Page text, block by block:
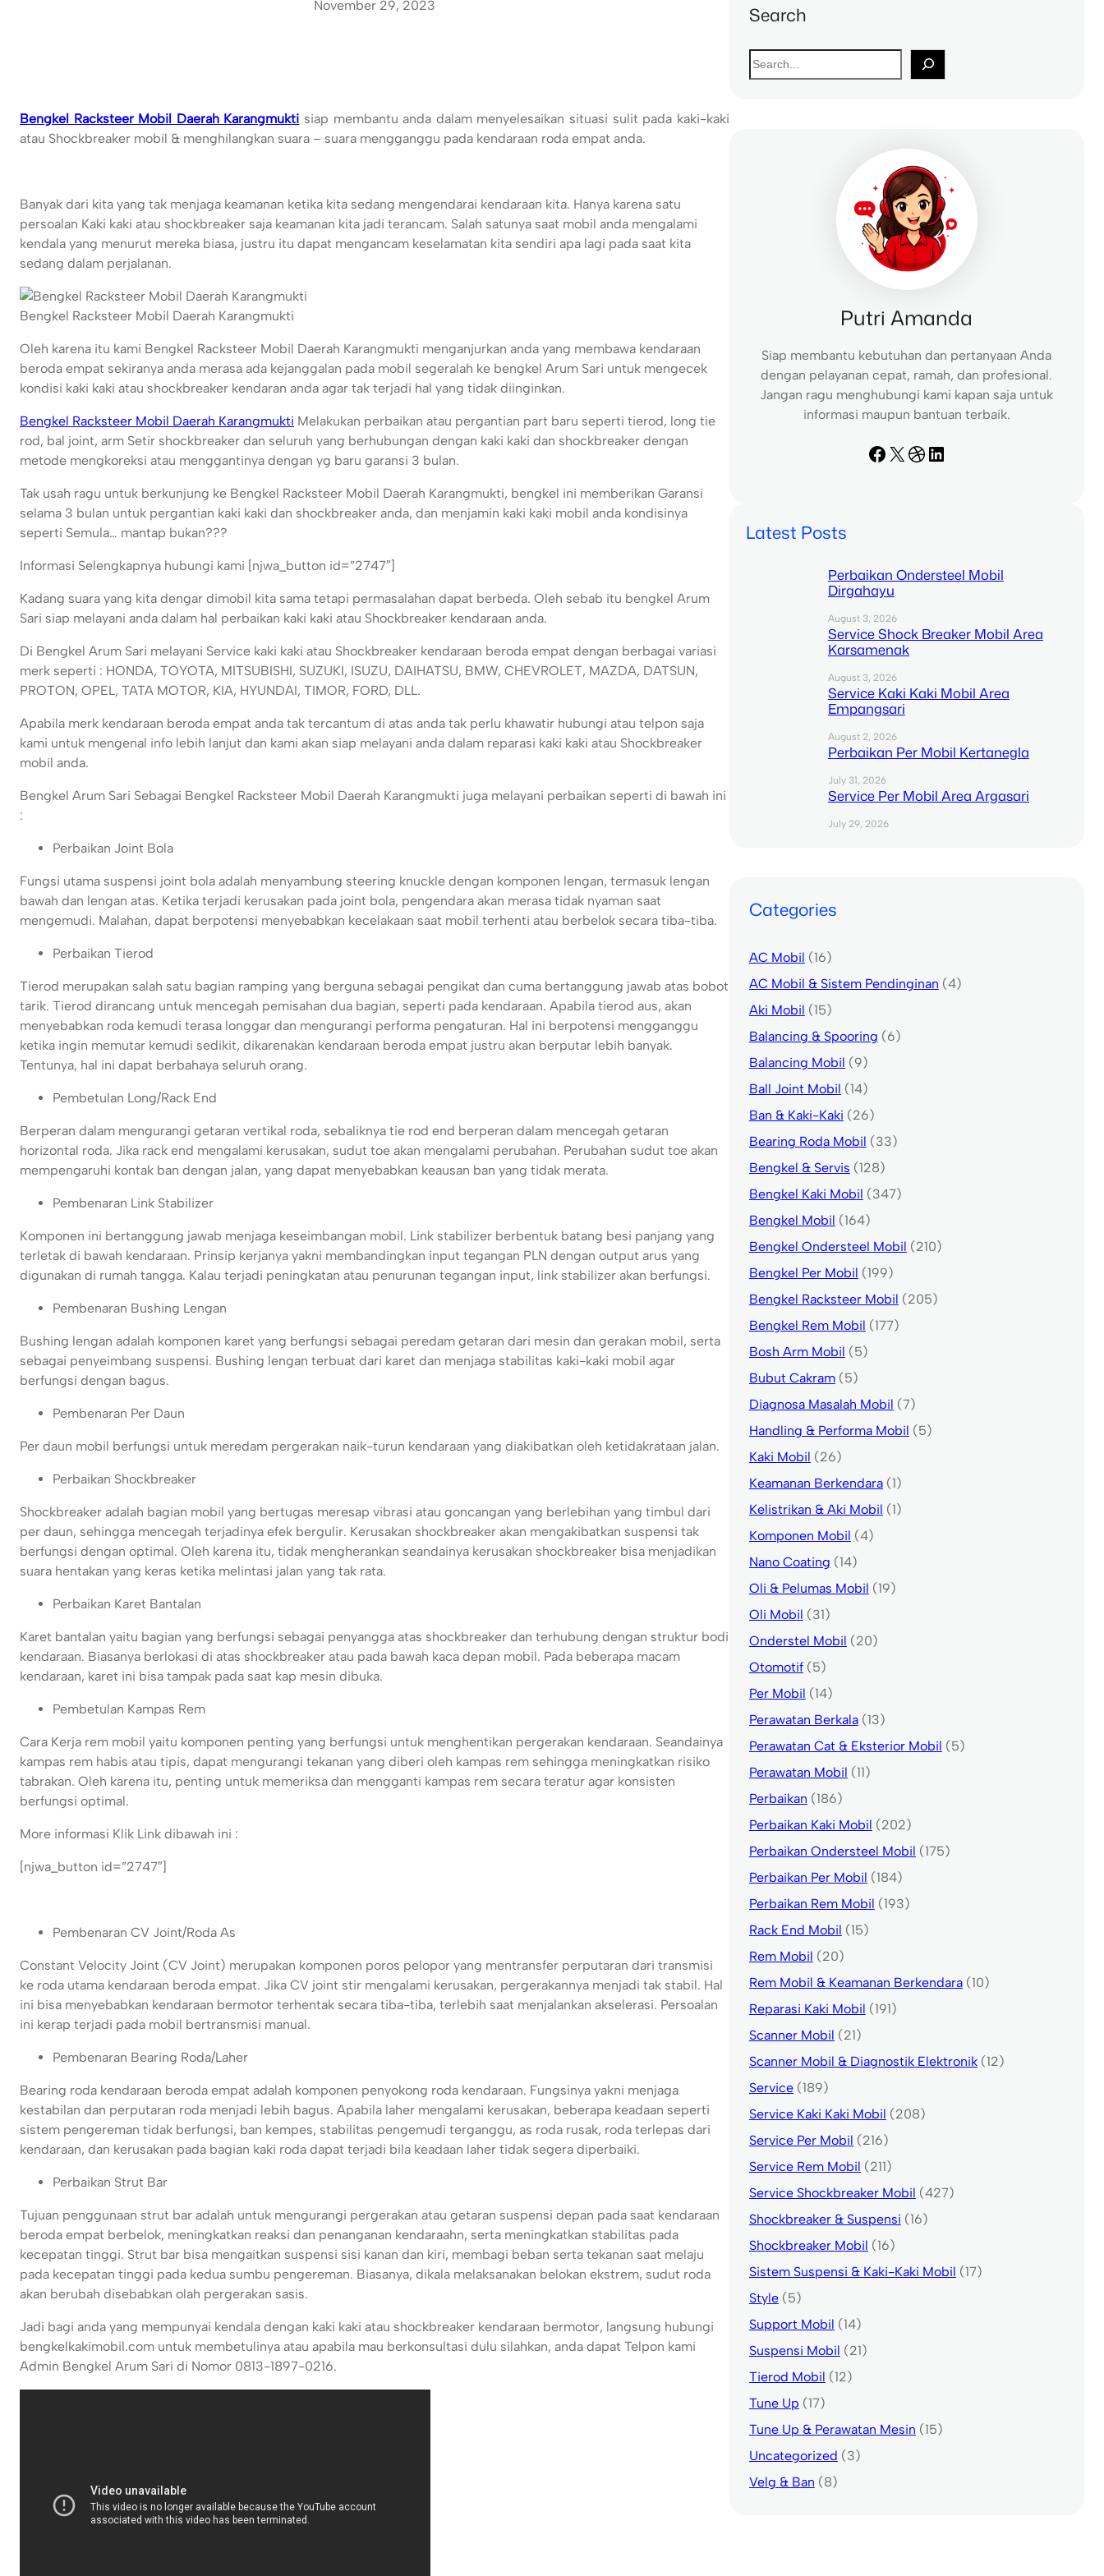
November 29, 2023
Bengkel Racksteer Mobil Daerah Karangmukti siap membantu anda dalam menyelesaikan situasi sulit pada kaki-kaki
atau Shockbreaker mobil & menghilangkan suara – suara mengganggu pada kendaraan roda empat anda.
Banyak dari kita yang tak menjaga keamanan ketika kita sedang mengendarai kendaraan kita. Hanya karena satu
persoalan Kaki kaki atau shockbreaker saja keamanan kita jadi terancam. Salah satunya saat mobil anda mengalami
kendala yang menurut mereka biasa, justru itu dapat mengancam keselamatan kita sendiri apa lagi pada saat kita
sedang dalam perjalanan.
Bengkel Racksteer Mobil Daerah Karangmukti
Oleh karena itu kami Bengkel Racksteer Mobil Daerah Karangmukti menganjurkan anda yang membawa kendaraan
beroda empat sekiranya anda merasa ada kejanggalan pada mobil segeralah ke bengkel Arum Sari untuk mengecek
kondisi kaki kaki atau shockbreaker kendaran anda agar tak terjadi hal yang tidak diinginkan.
Bengkel Racksteer Mobil Daerah Karangmukti Melakukan perbaikan atau pergantian part baru seperti tierod, long tie
rod, bal joint, arm Setir shockbreaker dan seluruh yang berhubungan dengan kaki kaki dan shockbreaker dengan
metode mengkoreksi atau menggantinya dengan yg baru garansi 3 bulan.
Tak usah ragu untuk berkunjung ke Bengkel Racksteer Mobil Daerah Karangmukti, bengkel ini memberikan Garansi
selama 3 bulan untuk pergantian kaki kaki dan shockbreaker anda, dan menjamin kaki kaki mobil anda kondisinya
seperti Semula… mantap bukan???
Informasi Selengkapnya hubungi kami [njwa_button id=”2747″]
Kadang suara yang kita dengar dimobil kita sama tetapi permasalahan dapat berbeda. Oleh sebab itu bengkel Arum
Sari siap melayani anda dalam hal perbaikan kaki kaki atau Shockbreaker kendaraan anda.
Di Bengkel Arum Sari melayani Service kaki kaki atau Shockbreaker kendaraan beroda empat dengan berbagai variasi
merk seperti : HONDA, TOYOTA, MITSUBISHI, SUZUKI, ISUZU, DAIHATSU, BMW, CHEVROLET, MAZDA, DATSUN,
PROTON, OPEL, TATA MOTOR, KIA, HYUNDAI, TIMOR, FORD, DLL.
Apabila merk kendaraan beroda empat anda tak tercantum di atas anda tak perlu khawatir hubungi atau telpon saja
kami untuk mengenal info lebih lanjut dan kami akan siap melayani anda dalam reparasi kaki kaki atau Shockbreaker
mobil anda.
Bengkel Arum Sari Sebagai Bengkel Racksteer Mobil Daerah Karangmukti juga melayani perbaikan seperti di bawah ini
:
Perbaikan Joint Bola
Fungsi utama suspensi joint bola adalah menyambung steering knuckle dengan komponen lengan, termasuk lengan
bawah dan lengan atas. Ketika terjadi kerusakan pada joint bola, pengendara akan merasa tidak nyaman saat
mengemudi. Malahan, dapat berpotensi menyebabkan kecelakaan saat mobil terhenti atau berbelok secara tiba-tiba.
Perbaikan Tierod
Tierod merupakan salah satu bagian ramping yang berguna sebagai pengikat dan cuma bertanggung jawab atas bobot
tarik. Tierod dirancang untuk mencegah pemisahan dua bagian, seperti pada kendaraan. Apabila tierod aus, akan
menyebabkan roda kemudi terasa longgar dan mengurangi performa pengaturan. Hal ini berpotensi mengganggu
ketika ingin memutar kemudi sedikit, dikarenakan kendaraan beroda empat justru akan berputar lebih banyak.
Tentunya, hal ini dapat berbahaya seluruh orang.
Pembetulan Long/Rack End
Berperan dalam mengurangi getaran vertikal roda, sebaliknya tie rod end berperan dalam mencegah getaran
horizontal roda. Jika rack end mengalami kerusakan, sudut toe akan mengalami perubahan. Perubahan sudut toe akan
mempengaruhi kontak ban dengan jalan, yang dapat menyebabkan keausan ban yang tidak merata.
Pembenaran Link Stabilizer
Komponen ini bertanggung jawab menjaga keseimbangan mobil. Link stabilizer berbentuk batang besi panjang yang
terletak di bawah kendaraan. Prinsip kerjanya yakni membandingkan input tegangan PLN dengan output arus yang
digunakan di rumah tangga. Kalau terjadi peningkatan atau penurunan tegangan input, link stabilizer akan berfungsi.
Pembenaran Bushing Lengan
Bushing lengan adalah komponen karet yang berfungsi sebagai peredam getaran dari mesin dan gerakan mobil, serta
sebagai penyeimbang suspensi. Bushing lengan terbuat dari karet dan menjaga stabilitas kaki-kaki mobil agar
berfungsi dengan bagus.
Pembenaran Per Daun
Per daun mobil berfungsi untuk meredam pergerakan naik-turun kendaraan yang diakibatkan oleh ketidakrataan jalan.
Perbaikan Shockbreaker
Shockbreaker adalah bagian mobil yang bertugas meresap vibrasi atau goncangan yang berlebihan yang timbul dari
per daun, sehingga mencegah terjadinya efek bergulir. Kerusakan shockbreaker akan mengakibatkan suspensi tak
berfungsi dengan optimal. Oleh karena itu, tidak mengherankan seandainya kerusakan shockbreaker bisa menjadikan
suara hentakan yang keras ketika melintasi jalan yang tak rata.
Perbaikan Karet Bantalan
Karet bantalan yaitu bagian yang berfungsi sebagai penyangga atas shockbreaker dan terhubung dengan struktur bodi
kendaraan. Biasanya berlokasi di atas shockbreaker atau pada bawah kaca depan mobil. Pada beberapa macam
kendaraan, karet ini bisa tampak pada saat kap mesin dibuka.
Pembetulan Kampas Rem
Cara Kerja rem mobil yaitu komponen penting yang berfungsi untuk menghentikan pergerakan kendaraan. Seandainya
kampas rem habis atau tipis, dapat mengurangi tekanan yang diberi oleh kampas rem sehingga meningkatkan risiko
tabrakan. Oleh karena itu, penting untuk memeriksa dan mengganti kampas rem secara teratur agar konsisten
berfungsi optimal.
More informasi Klik Link dibawah ini :
[njwa_button id=”2747″]
Pembenaran CV Joint/Roda As
Constant Velocity Joint (CV Joint) merupakan komponen poros pelopor yang mentransfer perputaran dari transmisi
ke roda utama kendaraan beroda empat. Jika CV joint stir mengalami kerusakan, pergerakannya menjadi tak stabil. Hal
ini bisa menyebabkan kendaraan bermotor terhentak secara tiba-tiba, terlebih saat menjalankan akselerasi. Persoalan
ini kerap terjadi pada mobil bertransmisi manual.
Pembenaran Bearing Roda/Laher
Bearing roda kendaraan beroda empat adalah komponen penyokong roda kendaraan. Fungsinya yakni menjaga
kestabilan dan perputaran roda menjadi lebih bagus. Apabila laher mengalami kerusakan, beberapa keadaan seperti
sistem pengereman tidak berfungsi, ban kempes, stabilitas pengemudi terganggu, as roda rusak, roda terlepas dari
kendaraan, dan kerusakan pada bagian kaki roda dapat terjadi bila keadaan laher tidak segera diperbaiki.
Perbaikan Strut Bar
Tujuan penggunaan strut bar adalah untuk mengurangi pergerakan atau getaran suspensi depan pada saat kendaraan
beroda empat berbelok, meningkatkan reaksi dan penanganan kendaraahn, serta meningkatkan stabilitas pada
kecepatan tinggi. Strut bar bisa mengaitkan suspensi sisi kanan dan kiri, membagi beban serta tekanan saat melaju
pada kecepatan tinggi pada kedua sumbu pengereman. Biasanya, dikala melaksanakan belokan ekstrem, sudut roda
akan berubah disebabkan olah pergerakan sasis.
Jadi bagi anda yang mempunyai kendala dengan kaki kaki atau shockbreaker kendaraan bermotor, langsung hubungi
bengkelkakimobil.com untuk membetulinya atau apabila mau berkonsultasi dulu silahkan, anda dapat Telpon kami
Admin Bengkel Arum Sari di Nomor 0813-1897-0216.
Search
S
e
Putri Amanda
Siap membantu kebutuhan dan pertanyaan Anda
dengan pelayanan cepat, ramah, dan profesional.
Jangan ragu menghubungi kami kapan saja untuk
informasi maupun bantuan terbaik.
Facebook X Dribbble LinkedIn
Latest Posts
Perbaikan Ondersteel Mobil
Dirgahayu
August 3, 2026
Service Shock Breaker Mobil Area
Karsamenak
August 3, 2026
Service Kaki Kaki Mobil Area
Empangsari
August 2, 2026
Perbaikan Per Mobil Kertanegla
July 31, 2026
Service Per Mobil Area Argasari
July 29, 2026
Categories
AC Mobil (16)
AC Mobil & Sistem Pendinginan (4)
Aki Mobil (15)
Balancing & Spooring (6)
Balancing Mobil (9)
Ball Joint Mobil (14)
Ban & Kaki-Kaki (26)
Bearing Roda Mobil (33)
Bengkel & Servis (128)
Bengkel Kaki Mobil (347)
Bengkel Mobil (164)
Bengkel Ondersteel Mobil (210)
Bengkel Per Mobil (199)
Bengkel Racksteer Mobil (205)
Bengkel Rem Mobil (177)
Bosh Arm Mobil (5)
Bubut Cakram(5)
Diagnosa Masalah Mobil (7)
Handling & Performa Mobil (5)
Kaki Mobil (26)
Keamanan Berkendara(1)
Kelistrikan & Aki Mobil (1)
Komponen Mobil (4)
Nano Coating (14)
Oli & Pelumas Mobil (19)
Oli Mobil (31)
Onderstel Mobil (20)
Otomotif(5)
Per Mobil (14)
Perawatan Berkala(13)
Perawatan Cat & Eksterior Mobil (5)
Perawatan Mobil (11)
Perbaikan (186)
Perbaikan Kaki Mobil (202)
Perbaikan Ondersteel Mobil (175)
Perbaikan Per Mobil (184)
Perbaikan Rem Mobil (193)
Rack End Mobil (15)
Rem Mobil (20)
Rem Mobil & Keamanan Berkendara(10)
Reparasi Kaki Mobil (191)
Scanner Mobil (21)
Scanner Mobil & Diagnostik Elektronik(12)
Service(189)
Service Kaki Kaki Mobil (208)
Service Per Mobil (216)
Service Rem Mobil (211)
Service Shockbreaker Mobil (427)
Shockbreaker & Suspensi (16)
Shockbreaker Mobil (16)
Sistem Suspensi & Kaki-Kaki Mobil (17)
Style(5)
Support Mobil (14)
Suspensi Mobil (21)
Tierod Mobil (12)
Tune Up (17)
Tune Up & Perawatan Mesin (15)
Uncategorized (3)
Velg & Ban (8)